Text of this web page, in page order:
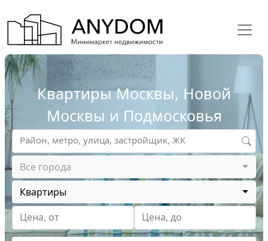
Квартиры Москвы, Новой
Москвы и Подмосковья
Все города
Квартиры
Цена, от
Цена, до
Район, метро, улица, застройщик, ЖК